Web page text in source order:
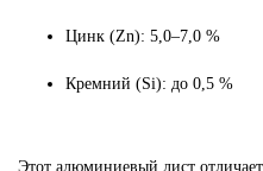
Цинк (Zn): 5,0–7,0 %
Кремний (Si): до 0,5 %
Этот алюминиевый лист